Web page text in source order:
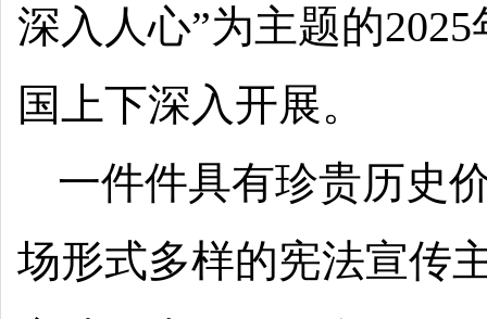
深入人心”为主题的
国上下深入开展。
一件件具有珍贵历史
场形式多样的宪法宣传